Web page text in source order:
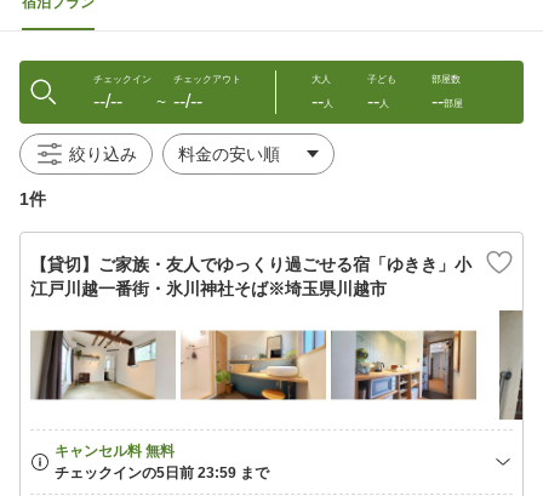
チェックイン
--/-- 〜
チェックアウト
--/--
大人
--人
子ども
--人
部屋数
--部屋
絞り込み
1件
【貸切】ご家族・友人でゆっくり過ごせる宿「ゆきき」小
江戸川越一番街・氷川神社そば※埼玉県川越市